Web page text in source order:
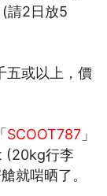
請2日放5
五或以上，價
SCOOT787 」
(20kg行李
就啱晒了。